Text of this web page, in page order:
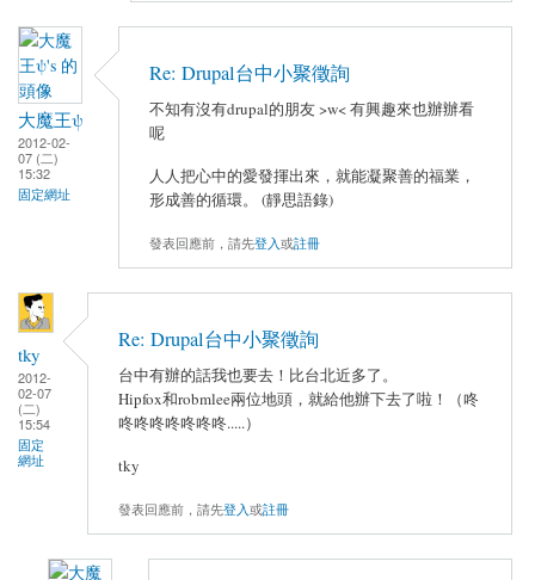
大魔王ψ
2012-02-
07 (二)
15:32
固定網址
Re: Drupal台中小聚徵詢
不知有沒有drupal的朋友 >w< 有興趣來也辦辦看
呢
人人把心中的愛發揮出來，就能凝聚善的福業，
形成善的循環。 (靜思語錄)
發表回應前，請先登入或註冊
tky
2012-
02-07
(二)
15:54
固定
網址
Re: Drupal台中小聚徵詢
台中有辦的話我也要去！比台北近多了。
Hipfox和robmlee兩位地頭，就給他辦下去了啦！（咚
咚咚咚咚咚咚咚.....）
tky
發表回應前，請先登入或註冊